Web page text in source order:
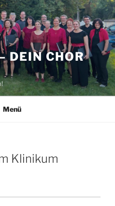
DEIN CHOR
Menü
Klinikum